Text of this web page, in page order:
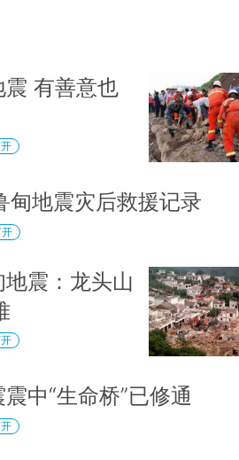
有善意也
地震灾后救援记录
震：龙头山
中“生命桥”已修通